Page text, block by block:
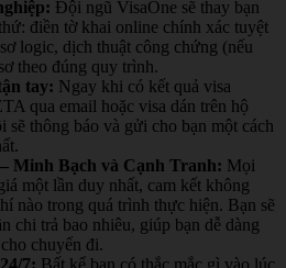
Đội ngũ VisaOne sẽ thay bạn
điền tờ khai online chính xác tuyệt
logic, dịch thuật công chứng (nếu
theo đúng quy trình.
tay: Ngay khi có kết quả visa
qua email hoặc visa dán trên hộ
sẽ thông báo và gửi cho bạn một cách
Minh Bạch và Cạnh Tranh: Mọi
một lần duy nhất, cam kết không
nào trong quá trình thực hiện. Bạn sẽ
chi trả bao nhiêu, giúp bạn dễ dàng
chuyến đi.